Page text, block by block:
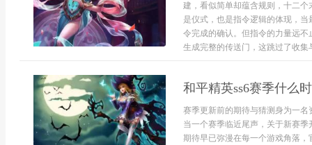
建，看似简单却蕴含规则，十二
是仪式，也是指令逻辑的体现，
令完成的确认。但指令的力量远
生成完整的传送门，这跳过了收集
和平精英ss6赛季什么
赛季更新前的期待与猜测身为一
当一个赛季临近尾声，关于新赛
期待早已弥漫在每一个游戏角落